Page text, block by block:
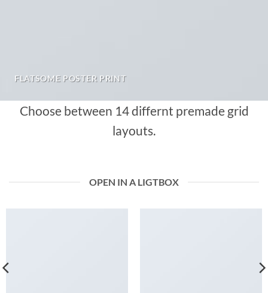
FLATSOME POSTER PRINT
Choose between 14 differnt premade grid
layouts.
OPEN IN A LIGTBOX